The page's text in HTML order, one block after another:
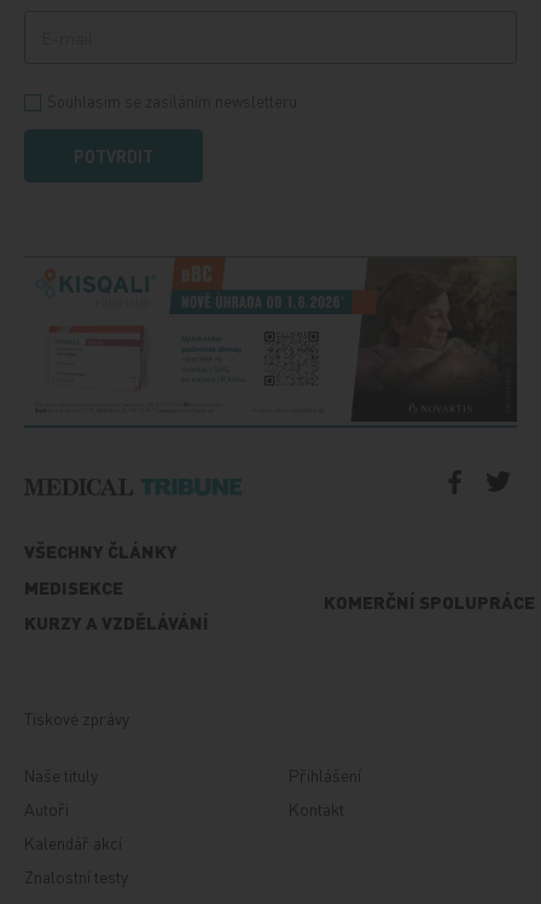
POTVRDIT
VŠECHNY ČLÁNKY
MEDISEKCE
KURZY A VZDĚLÁVÁNÍ
KOMERČNÍ SPOLUPRÁCE
Tiskové zprávy
Naše tituly
Autoři
Kalendář akcí
Znalostní testy
Přihlášení
Kontakt